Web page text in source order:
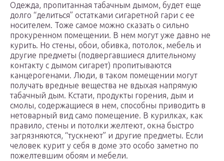
Одежда, пропитанная табачным дымом, будет еще
долго “делиться” остатками сигаретной гари с ее
носителем. Тоже самое можно сказать о сильно
прокуренном помещении. В нем могут уже давно не
курить. Но стены, обои, обивка, потолок, мебель и
другие предметы (подвергавшиеся длительному
контакту с дымом сигарет) пропитываются
канцерогенами. Люди, в таком помещении могут
получать вредные вещества не вдыхая напрямую
табачный дым. Кстати, продукты горения, дым и
смолы, содержащиеся в нем, способны приводить в
нетоварный вид само помещение. В курилках, как
правило, стены и потолки желтеют, окна быстро
загрязняются, “тускнеют” и другие предметы. Если
человек курит у себя в доме это особо заметно по
пожелтевшим обоям и мебели.